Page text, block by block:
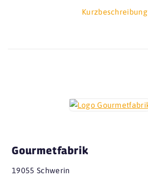
Kurzbeschreibung
Gourmetfabrik
19055 Schwerin